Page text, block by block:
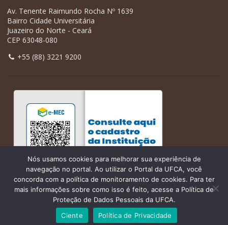
Av. Tenente Raimundo Rocha Nº 1639
Bairro Cidade Universitária
Juazeiro do Norte - Ceará
CEP 63048-080
+55 (88) 3221 9200
Nós usamos cookies para melhorar sua experiência de
navegação no portal. Ao utilizar o Portal da UFCA, você
concorda com a política de monitoramento de cookies. Para ter
mais informações sobre como isso é feito, acesse a Política de
Proteção de Dados Pessoais da UFCA.
Ciente
Política de Privacidade